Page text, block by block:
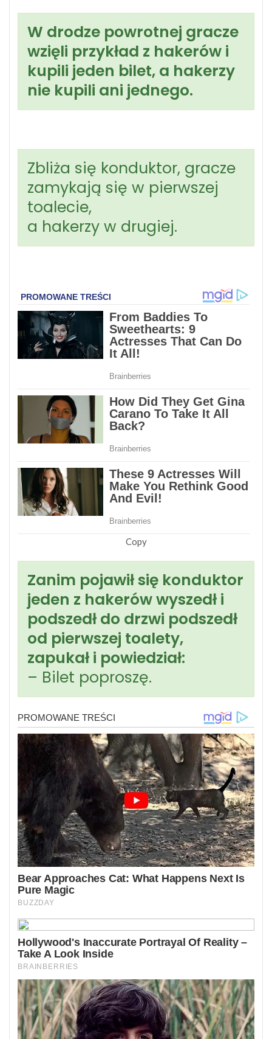
W drodze powrotnej gracze
wzięli przykład z hakerów i
kupili jeden bilet, a hakerzy
nie kupili ani jednego.
Zbliża się konduktor, gracze
zamykają się w pierwszej
toalecie,
a hakerzy w drugiej.
Copy
Zanim pojawił się konduktor
jeden z hakerów wyszedł i
podszedł do drzwi podszedł
od pierwszej toalety,
zapukał i powiedział:
– Bilet poproszę.